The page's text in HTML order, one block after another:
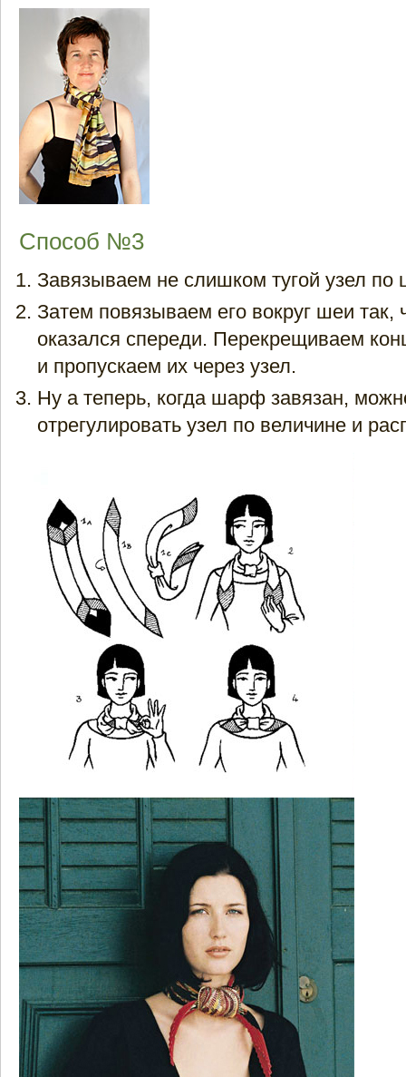
Способ №3
Завязываем не слишком тугой узел
Затем повязываем его вокруг шеи так,
оказался спереди. Перекрещиваем
и пропускаем их через узел.
Ну а теперь, когда шарф завязан,
отрегулировать узел по величине и